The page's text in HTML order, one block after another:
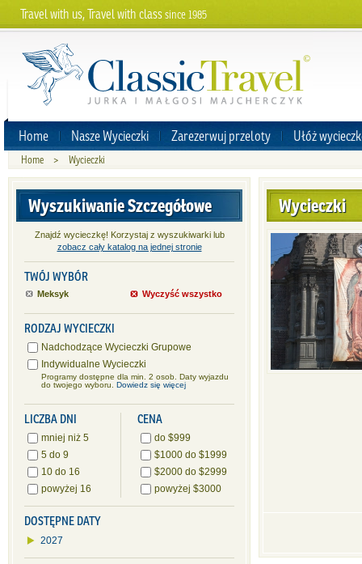
Travel with us, Travel with classsince 1985
Home Nasze Wycieczki Zarezerwuj przeloty Ułóż
Home > Wycieczki
Wycieczki
Wyszukiwanie Szczegółowe
Znajdź wycieczkę! Korzystaj z wyszukiwarki lub
zobacz cały katalog na jednej stronie
TWÓJ WYBÓR
Meksyk Wyczyść wszystko
RODZAJ WYCIECZKI
Nadchodzące Wycieczki Grupowe
Indywidualne Wycieczki
Programy dostępne dla min. 2 osob. Daty wyjazdu
do twojego wyboru. Dowiedz się więcej
LICZBA DNI
mniej niż 5
5 do 9
10 do 16
powyżej 16
CENA
do $999
$1000 do $1999
$2000 do $2999
powyżej $3000
DOSTĘPNE DATY
2027